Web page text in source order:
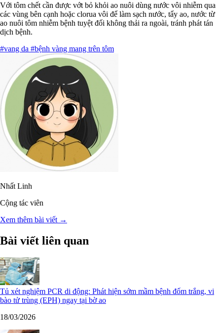
Với tôm chết cần được vớt bỏ khỏi ao nuôi dùng nước vôi nhiễm qua
các vùng bên cạnh hoặc clorua vôi để làm sạch nước, tẩy ao, nước từ
ao nuôi tôm nhiễm bệnh tuyệt đối không thải ra ngoài, tránh phát tán
dịch bệnh.
#vang da #bệnh vàng mang trên tôm
Nhất Linh
Cộng tác viên
Xem thêm bài viết →
Bài viết liên quan
Tủ xét nghiệm PCR di động: Phát hiện sớm mầm bệnh đốm trắng, vi
bào tử trùng (EPH) ngay tại bờ ao
18/03/2026